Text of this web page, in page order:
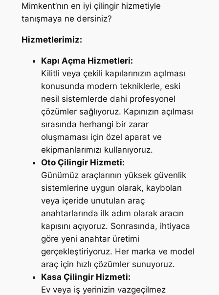
Mimkent’nın en iyi çilingir hizmetiyle
tanışmaya ne dersiniz?
Hizmetlerimiz:
Kapı Açma Hizmetleri:
Kilitli veya çekili kapılarınızın açılması
konusunda modern tekniklerle, eski
nesil sistemlerde dahi profesyonel
çözümler sağlıyoruz. Kapınızın açılması
sırasında herhangi bir zarar
oluşmaması için özel aparat ve
ekipmanlarımızı kullanıyoruz.
Oto Çilingir Hizmeti:
Günümüz araçlarının yüksek güvenlik
sistemlerine uygun olarak, kaybolan
veya içeride unutulan araç
anahtarlarında ilk adım olarak aracın
kapısını açıyoruz. Sonrasında, ihtiyaca
göre yeni anahtar üretimi
gerçekleştiriyoruz. Her marka ve model
araç için hızlı çözümler sunuyoruz.
Kasa Çilingir Hizmeti:
Ev veya iş yerinizin vazgeçilmez